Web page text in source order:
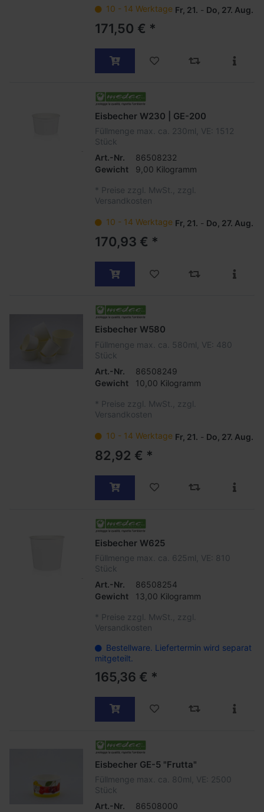
10 - 14 Werktage Fr, 21. - Do, 27. Aug.
171,50 € *
Eisbecher W230 | GE-200
Füllmenge max. ca. 230ml, VE: 1512
Stück
Art.-Nr.
86508232
Gewicht
9,00 Kilogramm
* Preise zzgl. MwSt., zzgl.
Versandkosten
10 - 14 Werktage Fr, 21. - Do, 27. Aug.
170,93 € *
Eisbecher W580
Füllmenge max. ca. 580ml, VE: 480
Stück
Art.-Nr.
86508249
Gewicht
10,00 Kilogramm
* Preise zzgl. MwSt., zzgl.
Versandkosten
10 - 14 Werktage Fr, 21. - Do, 27. Aug.
82,92 € *
Eisbecher W625
Füllmenge max. ca. 625ml, VE: 810
Stück
Art.-Nr.
86508254
Gewicht
13,00 Kilogramm
* Preise zzgl. MwSt., zzgl.
Versandkosten
Bestellware. Liefertermin wird separat
mitgeteilt.
165,36 € *
Eisbecher GE-5 "Frutta"
Füllmenge max. ca. 80ml, VE: 2500
Stück
Art.-Nr.
86508000